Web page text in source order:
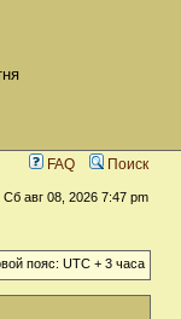
FAQ Поиск
авг 08, 2026 7:47 pm
пояс: UTC + 3 часа